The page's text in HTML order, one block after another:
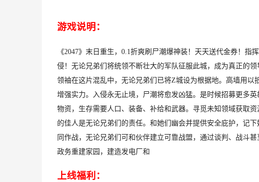
游戏说明：
《2047》末日重生，0.1折爽刷尸潮爆神装！天天送代金券！
侵！无论兄弟们将统领不断壮大的军队征服此城，成为真正的
领袖在这片混乱中，无论兄弟们已将Z城设为根据地。高墙用
增强实力。入侵永无止境，尸潮将愈发凶猛。是时候招募更多
物资，生存需要人口、装备、补给和武器。寻觅未知领域获取
的佳人是无论兄弟们的责任。和她们幽会并提供安全庇护，记
同作战，无论兄弟们可和伙伴建立可靠战盟，通过谈判、战斗
政务重建家园，建造发电厂和
上线福利：